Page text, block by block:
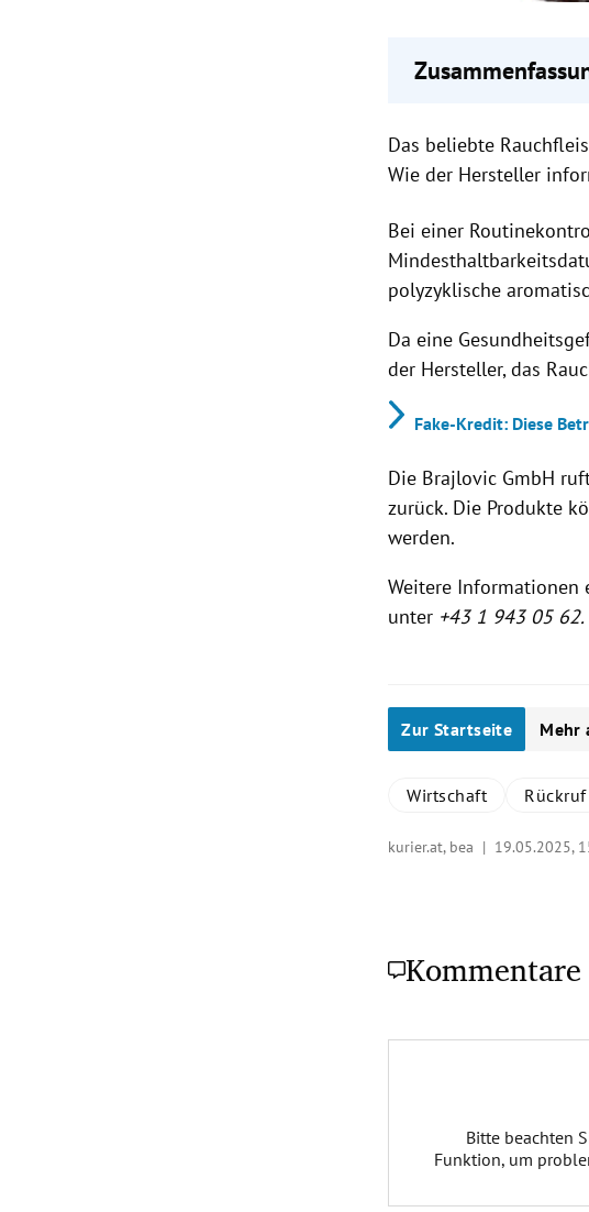
Betroffen sind
Rückgabe ohne
Das beliebte
Wie der Hersteller
Bei einer
polyzyklische
Da eine
der Hersteller, das
Fake-Kredit: Diese
Die Brajlovic GmbH
zurück. Die Produkte
werden.
Weitere Informationen
unter +43 1 943 05 62.
Zur Startseite Mehr
Wirtschaft Rückruf
kurier.at, bea | 19.05.2025,
Kommentare